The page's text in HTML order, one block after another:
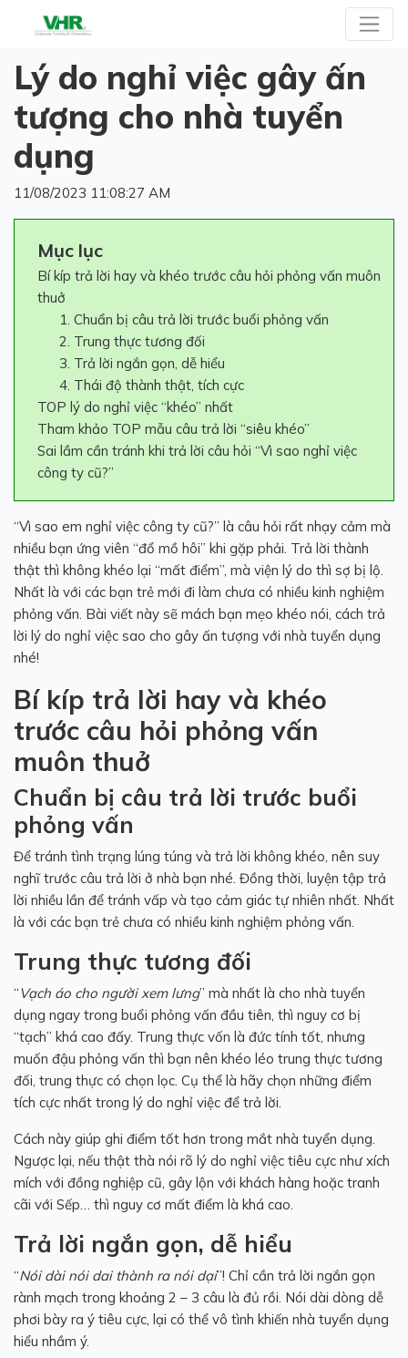
Lý do nghỉ việc gây ấn
tượng cho nhà tuyển
dụng
11/08/2023 11:08:27 AM
Mục lục
Bí kíp trả lời hay và khéo trước câu hỏi phỏng vấn muôn
thuở
Chuẩn bị câu trả lời trước buổi phỏng vấn
Trung thực tương đối
Trả lời ngắn gọn, dễ hiểu
Thái độ thành thật, tích cực
TOP lý do nghỉ việc “khéo” nhất
Tham khảo TOP mẫu câu trả lời “siêu khéo”
Sai lầm cần tránh khi trả lời câu hỏi “Vì sao nghỉ việc
công ty cũ?”
“Vì sao em nghỉ việc công ty cũ?” là câu hỏi rất nhạy cảm mà
nhiều bạn ứng viên “đổ mồ hôi” khi gặp phải. Trả lời thành
thật thì không khéo lại “mất điểm”, mà viện lý do thì sợ bị lộ.
Nhất là với các bạn trẻ mới đi làm chưa có nhiều kinh nghiệm
phỏng vấn. Bài viết này sẽ mách bạn mẹo khéo nói, cách trả
lời lý do nghỉ việc sao cho gây ấn tượng với nhà tuyển dụng
nhé!
Bí kíp trả lời hay và khéo
trước câu hỏi phỏng vấn
muôn thuở
Chuẩn bị câu trả lời trước buổi
phỏng vấn
Để tránh tình trạng lúng túng và trả lời không khéo, nên suy
nghĩ trước câu trả lời ở nhà bạn nhé. Đồng thời, luyện tập trả
lời nhiều lần để tránh vấp và tạo cảm giác tự nhiên nhất. Nhất
là với các bạn trẻ chưa có nhiều kinh nghiệm phỏng vấn.
Trung thực tương đối
“Vạch áo cho người xem lưng” mà nhất là cho nhà tuyển
dụng ngay trong buổi phỏng vấn đầu tiên, thì nguy cơ bị
“tạch” khá cao đấy. Trung thực vốn là đức tính tốt, nhưng
muốn đậu phỏng vấn thì bạn nên khéo léo trung thực tương
đối, trung thực có chọn lọc. Cụ thể là hãy chọn những điểm
tích cực nhất trong lý do nghỉ việc để trả lời.
Cách này giúp ghi điểm tốt hơn trong mắt nhà tuyển dụng.
Ngược lại, nếu thật thà nói rõ lý do nghỉ việc tiêu cực như xích
mích với đồng nghiệp cũ, gây lộn với khách hàng hoặc tranh
cãi với Sếp… thì nguy cơ mất điểm là khá cao.
Trả lời ngắn gọn, dễ hiểu
“Nói dài nói dai thành ra nói dại”! Chỉ cần trả lời ngắn gọn
rành mạch trong khoảng 2 – 3 câu là đủ rồi. Nói dài dòng dễ
phơi bày ra ý tiêu cực, lại có thể vô tình khiến nhà tuyển dụng
hiểu nhầm ý.